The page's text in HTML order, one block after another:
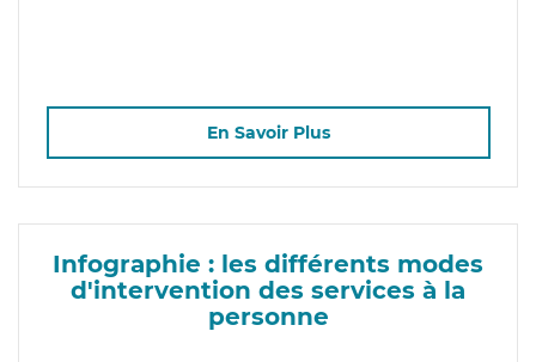
En Savoir Plus
Infographie : les différents modes
d'intervention des services à la
personne